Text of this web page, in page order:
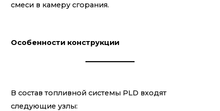
смеси в камеру сгорания.
Особенности конструкции
В состав топливной системы PLD входят
следующие узлы: